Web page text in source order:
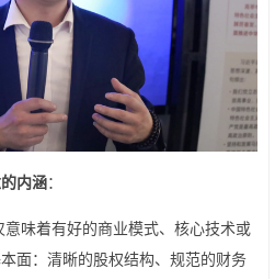
内涵：
味着有好的商业模式、核心技术或
面：清晰的股权结构、规范的财务